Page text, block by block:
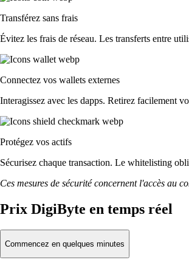
Transférez sans frais
Évitez les frais de réseau. Les transferts entre
Connectez vos wallets externes
Interagissez avec les dapps. Retirez facilement
Protégez vos actifs
Sécurisez chaque transaction. Le whitelisting
Ces mesures de sécurité concernent l'accès au
Prix DigiByte en temps réel
Commencez en quelques minutes